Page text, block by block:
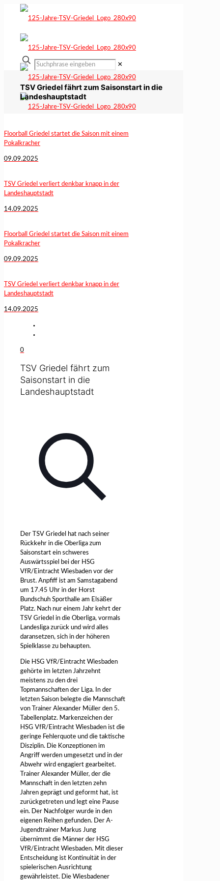
✕
TSV Griedel fährt zum Saisonstart in die
Landeshauptstadt
Floorball Griedel startet die Saison mit einem
Pokalkracher
09.09.2025
TSV Griedel verliert denkbar knapp in der
Landeshauptstadt
14.09.2025
Floorball Griedel startet die Saison mit einem
Pokalkracher
09.09.2025
TSV Griedel verliert denkbar knapp in der
Landeshauptstadt
14.09.2025
0
TSV Griedel fährt zum
Saisonstart in die
Landeshauptstadt
Der TSV Griedel hat nach seiner
Rückkehr in die Oberliga zum
Saisonstart ein schweres
Auswärtsspiel bei der HSG
VfR/Eintracht Wiesbaden vor der
Brust. Anpfiff ist am Samstagabend
um 17.45 Uhr in der Horst
Bundschuh Sporthalle am Elsäßer
Platz. Nach nur einem Jahr kehrt der
TSV Griedel in die Oberliga, vormals
Landesliga zurück und wird alles
daransetzen, sich in der höheren
Spielklasse zu behaupten.
Die HSG VfR/Eintracht Wiesbaden
gehörte im letzten Jahrzehnt
meistens zu den drei
Topmannschaften der Liga. In der
letzten Saison belegte die Mannschaft
von Trainer Alexander Müller den 5.
Tabellenplatz. Markenzeichen der
HSG VfR/Eintracht Wiesbaden ist die
geringe Fehlerquote und die taktische
Disziplin. Die Konzeptionen im
Angriff werden umgesetzt und in der
Abwehr wird engagiert gearbeitet.
Trainer Alexander Müller, der die
Mannschaft in den letzten zehn
Jahren geprägt und geformt hat, ist
zurückgetreten und legt eine Pause
ein. Der Nachfolger wurde in den
eigenen Reihen gefunden. Der A-
Jugendtrainer Markus Jung
übernimmt die Männer der HSG
VfR/Eintracht Wiesbaden. Mit dieser
Entscheidung ist Kontinuität in der
spielerischen Ausrichtung
gewährleistet. Die Wiesbadener